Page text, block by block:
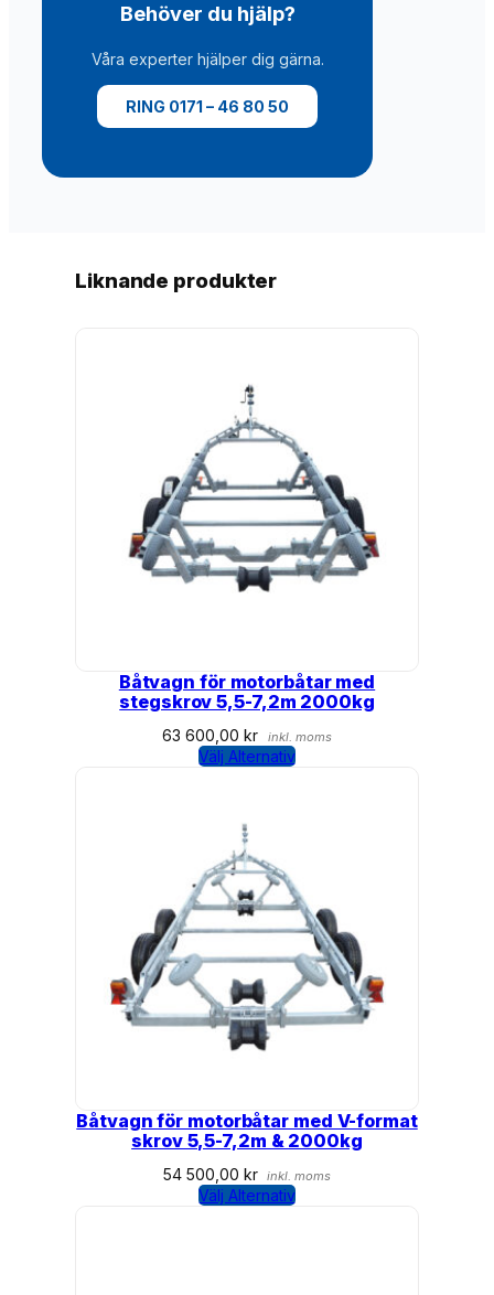
Behöver du hjälp?
Våra experter hjälper dig gärna.
RING 0171 – 46 80 50
Liknande produkter
Båtvagn för motorbåtar med
stegskrov 5,5-7,2m 2000kg
63 600,00kr inkl. moms
Välj Alternativ
Båtvagn för motorbåtar med V-format
skrov 5,5-7,2m & 2000kg
54 500,00 kr inkl. moms
Välj Alternativ